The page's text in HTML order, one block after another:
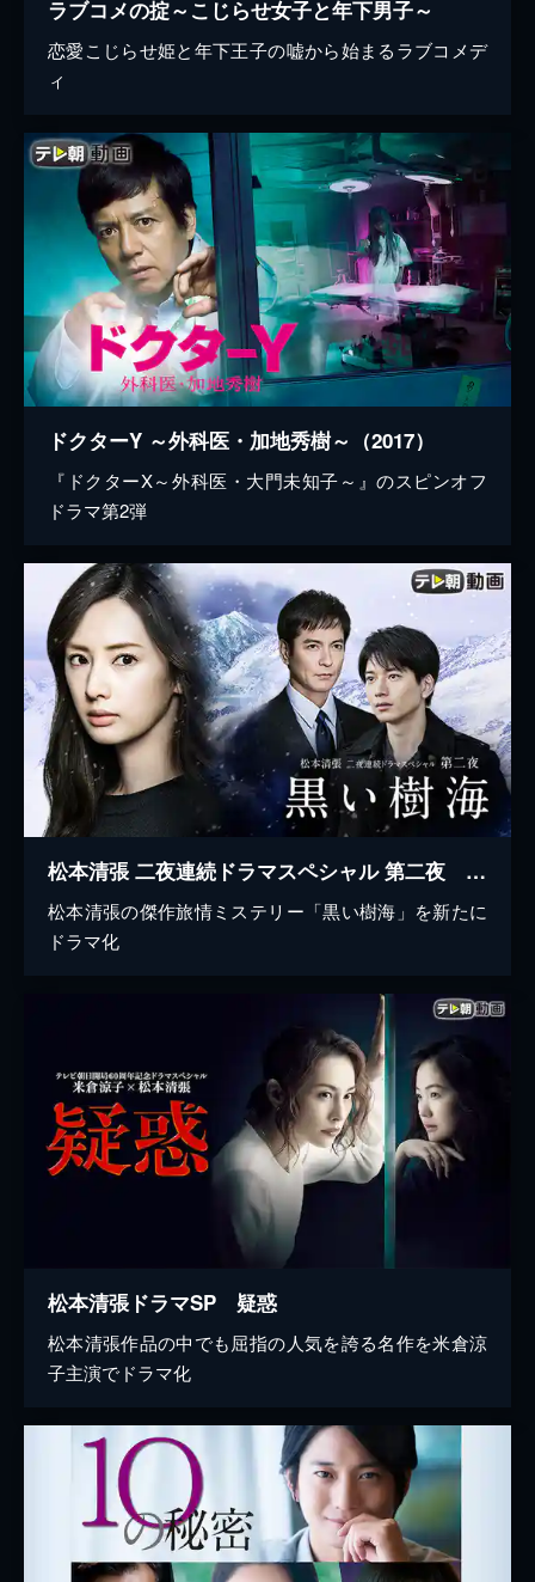
ラブコメの掟～こじらせ女子と年下男子～
恋愛こじらせ姫と年下王子の嘘から始まるラブコメデ
ィ
ドクターY ～外科医・加地秀樹～（2017）
『ドクターX～外科医・大門未知子～』のスピンオフ
ドラマ第2弾
松本清張 二夜連続ドラマスペシャル 第二夜 黒い樹海
松本清張の傑作旅情ミステリー「黒い樹海」を新たに
ドラマ化
松本清張ドラマSP 疑惑
松本清張作品の中でも屈指の人気を誇る名作を米倉涼
子主演でドラマ化